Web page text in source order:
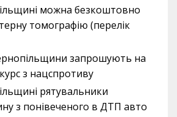
можна безкоштовно
томографію (перелік
запрошують на
з нацспротиву
рятувальники
з понівеченого в ДТП авто